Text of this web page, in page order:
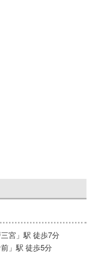
宮」駅 徒歩7分
」駅 徒歩5分